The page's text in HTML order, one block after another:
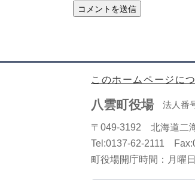
このホームページに
八雲町役場法人番
〒049-3192 北海道二
Tel:0137-62-2111
町役場開庁時間：月曜